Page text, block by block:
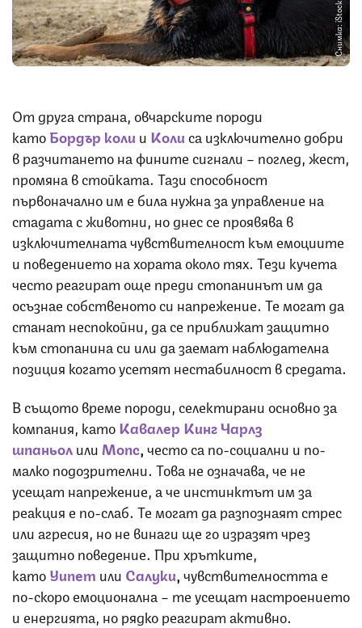
Снимка: iStock
От друга страна, овчарските породи
катоБордър коли и Колиса изключително добри
в разчитането на фините сигнали – поглед, жест,
промяна в стойката. Тази способност
първоначално им е била нужна за управление на
стадата с животни, но днес се проявява в
изключителната чувствителност към емоциите
и поведението на хората около тях. Тези кучета
често реагират още преди стопанинът им да
осъзнае собственото си напрежение. Те могат да
станат неспокойни, да се приближат защитно
към стопанина си или да заемат наблюдателна
позиция когато усетят нестабилност в средата.
В същото време породи, селектирани основно за
компания, катоКавалер КингЧарлз
шпаньолили Мопс често са по-социални и по-
малко подозрителни. Това не означава, че не
усещат напрежение, а че инстинктът им за
реакция е по-слаб. Те могат да разпознаят стрес
или агресия, но не винаги ще го изразят чрез
защитно поведение. При хрътките,
катоУипет или Салуки чувствителността е
по-скоро емоционална – те усещат настроението
и енергията, но рядко реагират активно.